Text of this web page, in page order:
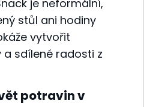
je neformální,
stůl ani hodiny
vytvořit
sdílené radosti z
potravin v